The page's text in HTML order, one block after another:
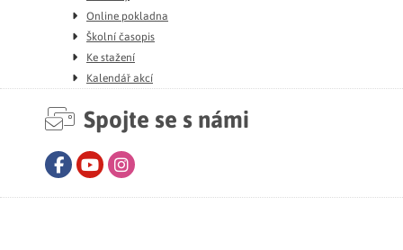
Online pokladna
Školní časopis
Ke stažení
Kalendář akcí
Spojte se s námi
FacebookYoutube